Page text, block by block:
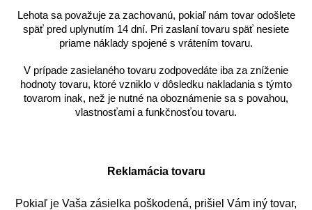
Lehota sa považuje za zachovanú, pokiaľ nám tovar odošlete
späť pred uplynutím 14 dní. Pri zaslaní tovaru späť nesiete
priame náklady spojené s vrátením tovaru.
V prípade zasielaného tovaru zodpovedáte iba za zníženie
hodnoty tovaru, ktoré vzniklo v dôsledku nakladania s týmto
tovarom inak, než je nutné na oboznámenie sa s povahou,
vlastnosťami a funkčnosťou tovaru.
Reklamácia tovaru
Pokiaľ je Vaša zásielka poškodená, prišiel Vám iný tovar,